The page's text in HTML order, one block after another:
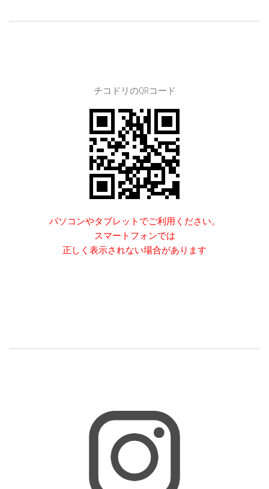
チコドリのQRコード
パソコンやタブレットでご利用ください。
スマートフォンでは
正しく表示されない場合があります